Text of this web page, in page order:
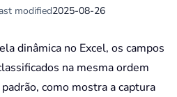
modified2025-08-26
dinâmica no Excel, os campos
na mesma ordem
como mostra a captura